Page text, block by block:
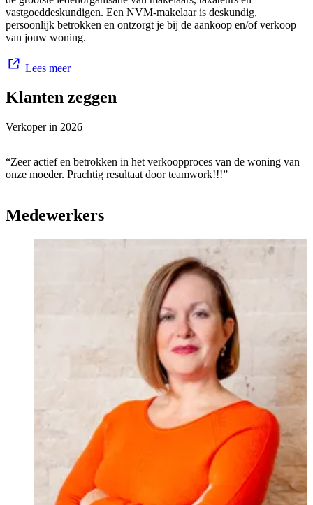
vastgoeddeskundigen. Een NVM-makelaar is deskundig,
persoonlijk betrokken en ontzorgt je bij de aankoop en/of verkoop
van jouw woning.
Lees meer
Klanten zeggen
Verkoper in 2026
“Zeer actief en betrokken in het verkoopproces van de woning van
onze moeder. Prachtig resultaat door teamwork!!!”
Medewerkers